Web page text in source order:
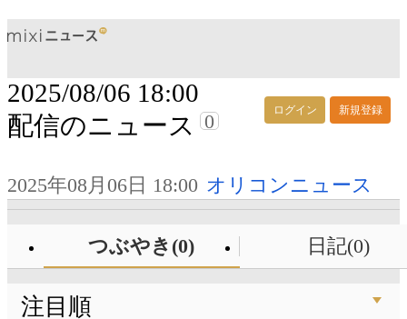
ログイン 新規登録
2025/08/06 18:00
配信のニュース
0
2025年08月06日 18:00 オリコンニュース
つぶやき(0) 日記(0)
注目順